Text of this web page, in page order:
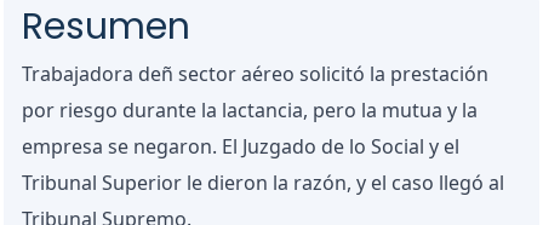
Resumen
Trabajadora deñ sector aéreo solicitó la prestación
por riesgo durante la lactancia, pero la mutua y la
empresa se negaron. El Juzgado de lo Social y el
Tribunal Superior le dieron la razón, y el caso llegó al
Tribunal Supremo.